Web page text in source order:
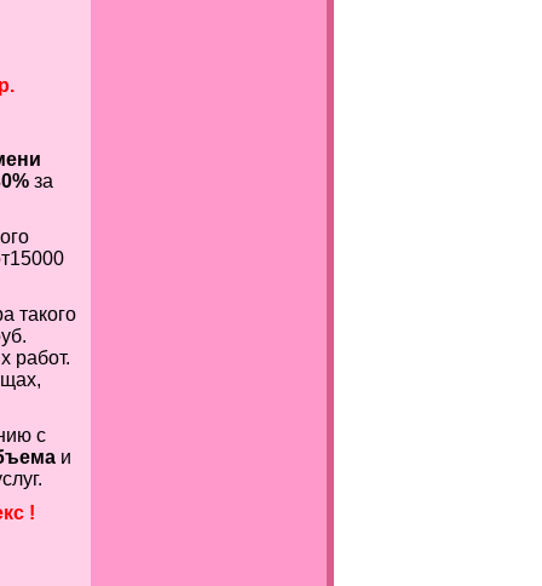
за
такого
работ.
с
и
!